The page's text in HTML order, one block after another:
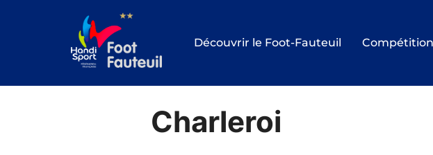
Découvrir le Foot-Fauteuil
Charleroi